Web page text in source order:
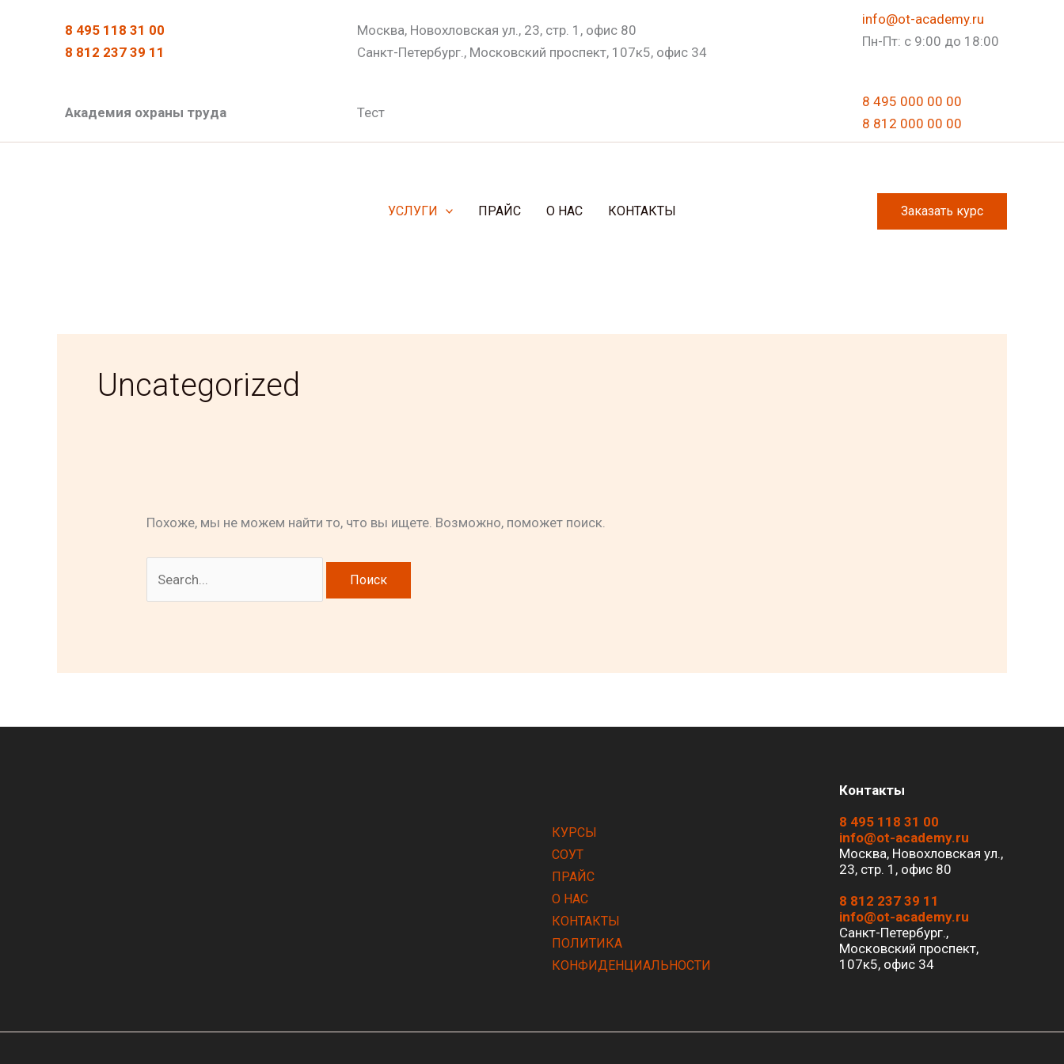
содержимому
8 495 118 31 00
8 812 237 39 11
Академия охраны труда
Москва, Новохловская ул., 23, стр. 1, офис 80
Санкт-Петербург., Московский проспект, 107к5, офис 34
Тест
info@ot-academy.ru
Пн-Пт: с 9:00 до 18:00
8 495 000 00 00
8 812 000 00 00
УСЛУГИ ПРАЙС О НАС КОНТАКТЫ Заказать курс
Uncategorized
Похоже, мы не можем найти то, что вы ищете. Возможно, поможет поиск.
КУРСЫ
СОУТ
ПРАЙС
О НАС
КОНТАКТЫ
ПОЛИТИКА
КОНФИДЕНЦИАЛЬНОСТИ
Контакты
8 495 118 31 00
info@ot-academy.ru
Москва, Новохловская ул.,
23, стр. 1, офис 80
8 812 237 39 11
info@ot-academy.ru
Санкт-Петербург.,
Московский проспект,
107к5, офис 34